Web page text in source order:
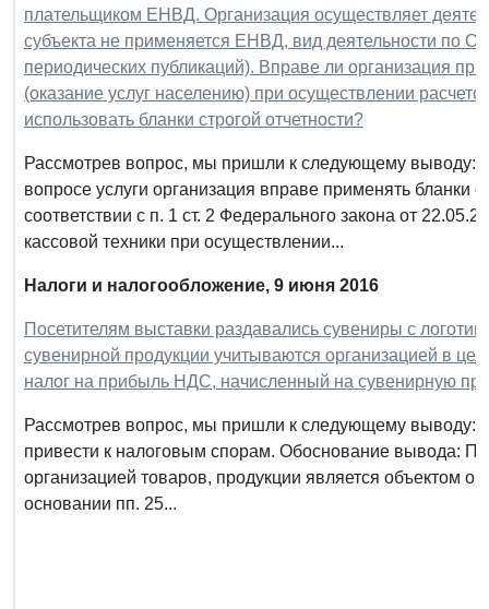
плательщиком ЕНВД. Организация осуществляет
субъекта не применяется ЕНВД, вид деятельности по
периодических публикаций). Вправе ли организация
(оказание услуг населению) при осуществлении
использовать бланки строгой отчетности?
Рассмотрев вопрос, мы пришли к следующему выводу:
вопросе услуги организация вправе применять бланки
соответствии с п. 1 ст. 2 Федерального закона от
кассовой техники при осуществлении...
Налоги и налогообложение, 9 июня 2016
Посетителям выставки раздавались сувениры с
сувенирной продукции учитываются организацией в
налог на прибыль НДС, начисленный на сувенирную
Рассмотрев вопрос, мы пришли к следующему выводу:
привести к налоговым спорам. Обоснование вывода:
организацией товаров, продукции является объектом
основании пп. 25...